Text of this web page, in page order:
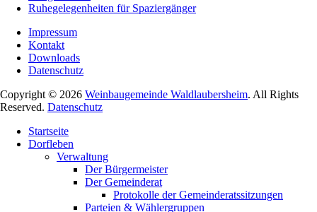
Ruhegelegenheiten für Spaziergänger
Impressum
Kontakt
Downloads
Datenschutz
Copyright © 2026 Weinbaugemeinde Waldlaubersheim. All Rights
Reserved. Datenschutz
oben
scrollen
Startseite
Dorfleben
Verwaltung
Der Bürgermeister
Der Gemeinderat
Protokolle der Gemeinderatssitzungen
Parteien & Wählergruppen